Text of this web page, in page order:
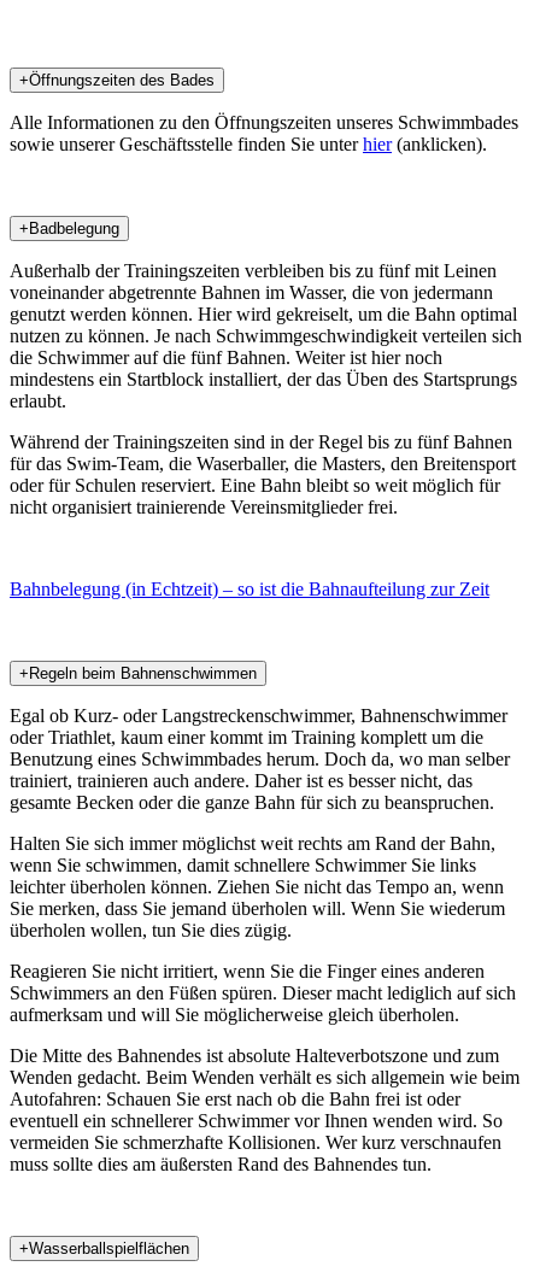
+Öffnungszeiten des Bades
Alle Informationen zu den Öffnungszeiten unseres Schwimmbades
sowie unserer Geschäftsstelle finden Sie unterhier(anklicken).
+Badbelegung
Außerhalb der Trainingszeiten verbleiben bis zu fünf mit Leinen
voneinander abgetrennte Bahnen im Wasser, die von jedermann
genutzt werden können. Hier wird gekreiselt, um die Bahn optimal
nutzen zu können. Je nach Schwimmgeschwindigkeit verteilen sich
die Schwimmer auf die fünf Bahnen. Weiter ist hier noch
mindestens ein Startblock installiert, der das Üben des Startsprungs
erlaubt.
Während der Trainingszeiten sind in der Regel bis zu fünf Bahnen
für das Swim-Team, die Waserballer, die Masters, den Breitensport
oder für Schulen reserviert. Eine Bahn bleibt so weit möglich für
nicht organisiert trainierende Vereinsmitglieder frei.
Bahnbelegung (in Echtzeit) – so ist die Bahnaufteilung zur Zeit
+Regeln beim Bahnenschwimmen
Egal ob Kurz- oder Langstreckenschwimmer, Bahnenschwimmer
oder Triathlet, kaum einer kommt im Training komplett um die
Benutzung eines Schwimmbades herum. Doch da, wo man selber
trainiert, trainieren auch andere. Daher ist es besser nicht, das
gesamte Becken oder die ganze Bahn für sich zu beanspruchen.
Halten Sie sich immer möglichst weit rechts am Rand der Bahn,
wenn Sie schwimmen, damit schnellere Schwimmer Sie links
leichter überholen können. Ziehen Sie nicht das Tempo an, wenn
Sie merken, dass Sie jemand überholen will. Wenn Sie wiederum
überholen wollen, tun Sie dies zügig.
Reagieren Sie nicht irritiert, wenn Sie die Finger eines anderen
Schwimmers an den Füßen spüren. Dieser macht lediglich auf sich
aufmerksam und will Sie möglicherweise gleich überholen.
Die Mitte des Bahnendes ist absolute Halteverbotszone und zum
Wenden gedacht. Beim Wenden verhält es sich allgemein wie beim
Autofahren: Schauen Sie erst nach ob die Bahn frei ist oder
eventuell ein schnellerer Schwimmer vor Ihnen wenden wird. So
vermeiden Sie schmerzhafte Kollisionen. Wer kurz verschnaufen
muss sollte dies am äußersten Rand des Bahnendes tun.
+Wasserballspielflächen